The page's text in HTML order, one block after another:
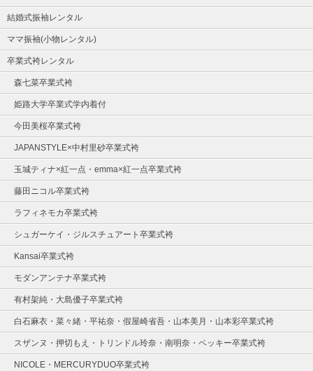
結婚式振袖レンタル
ママ振袖(小物レンタル)
卒業式袴レンタル
森七菜卒業式袴
姫路大学卒業式学内着付
今田美桜卒業式袴
JAPANSTYLE×中村里砂卒業式袴
玉城ティナ×紅一点・emma×紅一点卒業式袴
藤田ニコル卒業式袴
ラフィネモカ卒業式袴
シュガーケイ・ジルスチュアート卒業式袴
Kansai卒業式袴
モダンアンテナ卒業式袴
有村架純・大島優子卒業式袴
白石麻衣・菜々緒・平祐奈・假屋崎省吾・山本美月・山本彩卒業式袴
スザンヌ・押切もえ・トリンドル玲奈・南明奈・ベッキー卒業式袴
NICOLE・MERCURYDUO卒業式袴